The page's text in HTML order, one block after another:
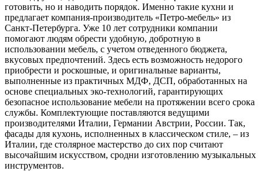
готовить, но и наводить порядок. Именно такие кухни и
предлагает компания-производитель «Петро-мебель» из
Санкт-Петербурга. Уже 10 лет сотрудники компании
помогают людям обрести удобную, добротную в
использовании мебель, с учетом отведенного бюджета,
вкусовых предпочтений. Здесь есть возможность недорого
приобрести и роскошные, и оригинальные варианты,
выполненные из практичных МДФ, ДСП, обработанных на
основе специальных эко-технологий, гарантирующих
безопасное использование мебели на протяжении всего срока
службы. Комплектующие поставляются ведущими
производителями Италии, Германии Австрии, России. Так,
фасады для кухонь, исполненных в классическом стиле, – из
Италии, где столярное мастерство до сих пор считают
высочайшим искусством, сродни изготовлению музыкальных
инструментов.